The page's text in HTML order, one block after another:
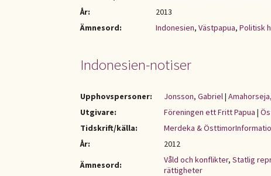
År:
2013
Ämnesord:
Indonesien, Västpapua, Politisk
Indonesien-notiser
Upphovspersoner: Jonsson, Gabriel|
Utgivare:
Föreningen ett Fritt Papua |
Tidskrift/källa:
Merdeka &
År:
2012
Ämnesord:
Våld och konflikter, Statlig
rättigheter